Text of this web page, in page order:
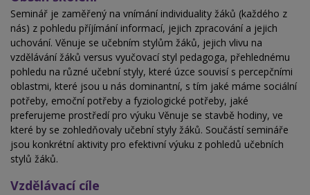
Seminář je zaměřený na vnímání individuality žáků (každého z
nás) z pohledu příjímání informací, jejich zpracování a jejich
uchování. Věnuje se učebním stylům žáků, jejich vlivu na
vzdělávání žáků versus vyučovací styl pedagoga, přehlednému
pohledu na různé učební styly, které úzce souvisí s percepčními
oblastmi, které jsou u nás dominantní, s tím jaké máme sociální
potřeby, emoční potřeby a fyziologické potřeby, jaké
preferujeme prostředí pro výuku Věnuje se stavbě hodiny, ve
které by se zohledňovaly učební styly žáků. Součástí semináře
jsou konkrétní aktivity pro efektivní výuku z pohledů učebních
stylů žáků.
Vzdělávací cíle